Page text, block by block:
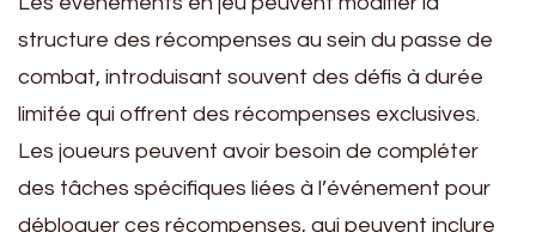
structure des récompenses au sein du passe de
combat, introduisant souvent des défis à durée
limitée qui offrent des récompenses exclusives.
Les joueurs peuvent avoir besoin de compléter
des tâches spécifiques liées à l’événement pour
débloquer ces récompenses, qui peuvent inclure